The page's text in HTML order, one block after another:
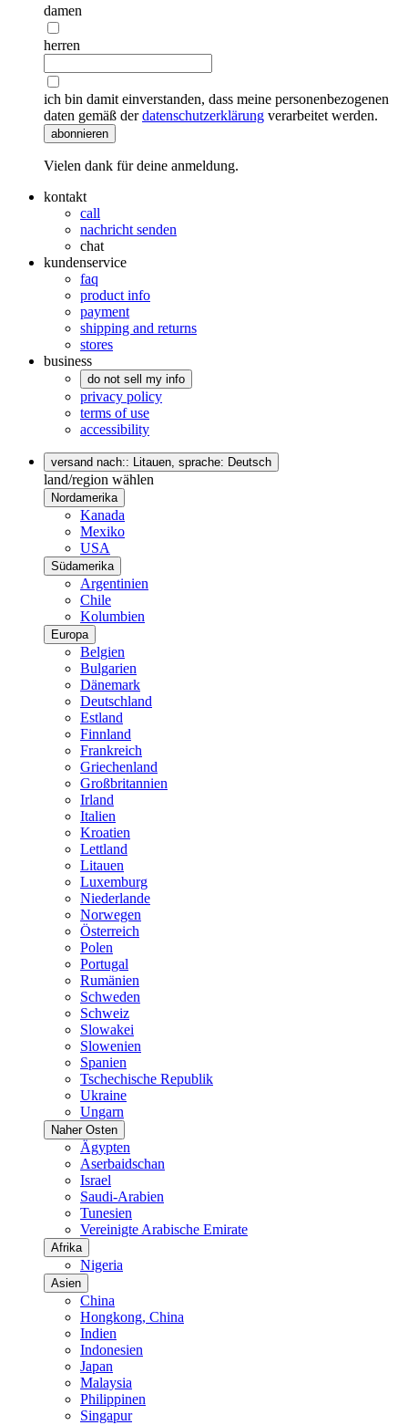
damen
herren
ich bin damit einverstanden, dass meine personenbezogenen
daten gemäß derdatenschutzerklärung verarbeitet werden.
abonnieren
Vielen dank für deine anmeldung.
kontakt
call
nachricht senden
chat
kundenservice
faq
product info
payment
shipping and returns
stores
business
do not sell my info
privacy policy
terms of use
accessibility
versand nach:: Litauen, sprache: Deutsch
land/region wählen
Nordamerika
Kanada
Mexiko
USA
Südamerika
Argentinien
Chile
Kolumbien
Europa
Belgien
Bulgarien
Dänemark
Deutschland
Estland
Finnland
Frankreich
Griechenland
Großbritannien
Irland
Italien
Kroatien
Lettland
Litauen
Luxemburg
Niederlande
Norwegen
Österreich
Polen
Portugal
Rumänien
Schweden
Schweiz
Slowakei
Slowenien
Spanien
Tschechische Republik
Ukraine
Ungarn
Naher Osten
Ägypten
Aserbaidschan
Israel
Saudi-Arabien
Tunesien
Vereinigte Arabische Emirate
Afrika
Nigeria
Asien
China
Hongkong, China
Indien
Indonesien
Japan
Malaysia
Philippinen
Singapur